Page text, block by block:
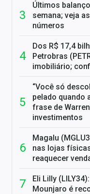
Últimos
semana; veja
números
Dos R$ 17,4
Petrobras
imobiliário;
“Você só
pelado quando
frase de
investimentos
Magalu
nas lojas
reaquecer
Eli Lilly
Mounjaro é